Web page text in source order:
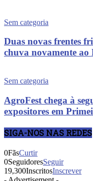
Sem categoria
Duas novas frentes
chuva novamente ao
Sem categoria
AgroFest chega à
expositores em
SIGA-NOS NAS REDES
0FãsCurtir
0SeguidoresSeguir
19,300InscritosInscrever